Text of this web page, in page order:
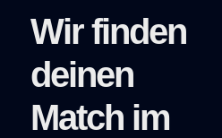
Wir finden
deinen
Match im